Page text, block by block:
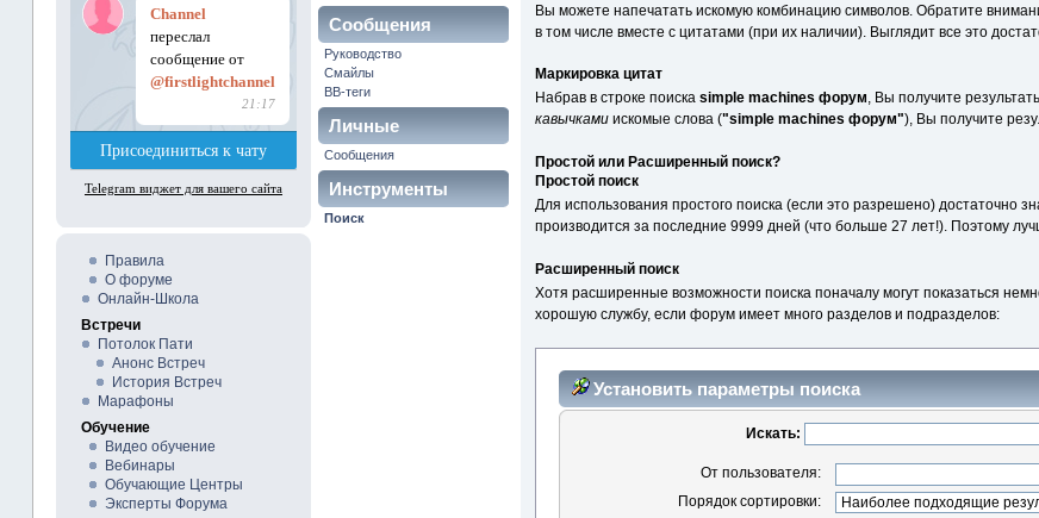
Правила
О форуме
Онлайн-Школа
Встречи
Потолок Пати
Анонс Встреч
История Встреч
Марафоны
Обучение
Видео обучение
Вебинары
Обучающие Центры
Эксперты Форума
Сообщения
Руководство
Смайлы
BB-теги
Личные
сообщения
Сообщения
Инструменты
форума
Поиск
Вы можете напечатать искомую комбинацию символов. Обратите
в том числе вместе с цитатами (при их наличии). Выглядит все это
Маркировка цитат
Набрав в строке поискаsimple machines форум, Вы получите
кавычками искомые слова ("simple machines форум"), Вы получите
Простой или Расширенный поиск?
Простой поиск
Для использования простого поиска (если это разрешено) достаточно
производится за последние 9999 дней (что больше 27 лет!). Поэтому
Расширенный поиск
Хотя расширенные возможности поиска поначалу могут показаться
хорошую службу, если форум имеет много разделов и подразделов:
Установить параметры поиска
Искать:
От пользователя:
Порядок сортировки: